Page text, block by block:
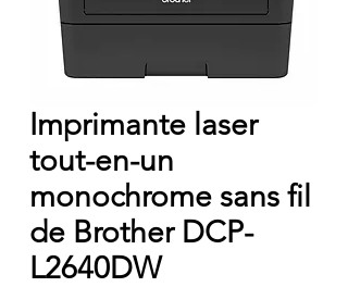
Imprimante laser
tout-en-un
monochrome sans fil
de Brother DCP-
L2640DW